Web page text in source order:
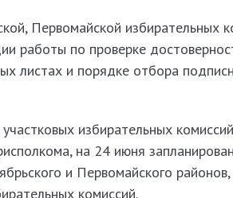
Первомайской избирательных
работы по проверке
листах и порядке отбора
избирательных
на 24 июня
и Первомайского
комиссий.